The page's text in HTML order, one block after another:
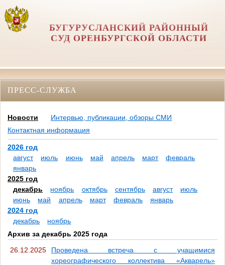
БУГУРУСЛАНСКИЙ РАЙОННЫЙ
СУД ОРЕНБУРГСКОЙ ОБЛАСТИ
ПРЕСС-СЛУЖБА
Новости
Интервью, публикации, обзоры СМИ
Контактная информация
2026 год
август
июль июнь май апрель март
февраль
январь
2025 год
декабрь
ноябрь октябрь сентябрь август
июль
июнь
май апрель март февраль
январь
2024 год
декабрь
ноябрь
Архив за декабрь 2025 года
26.12.2025
Проведена встреча с учащимися
хореографического коллектива «Акварель»